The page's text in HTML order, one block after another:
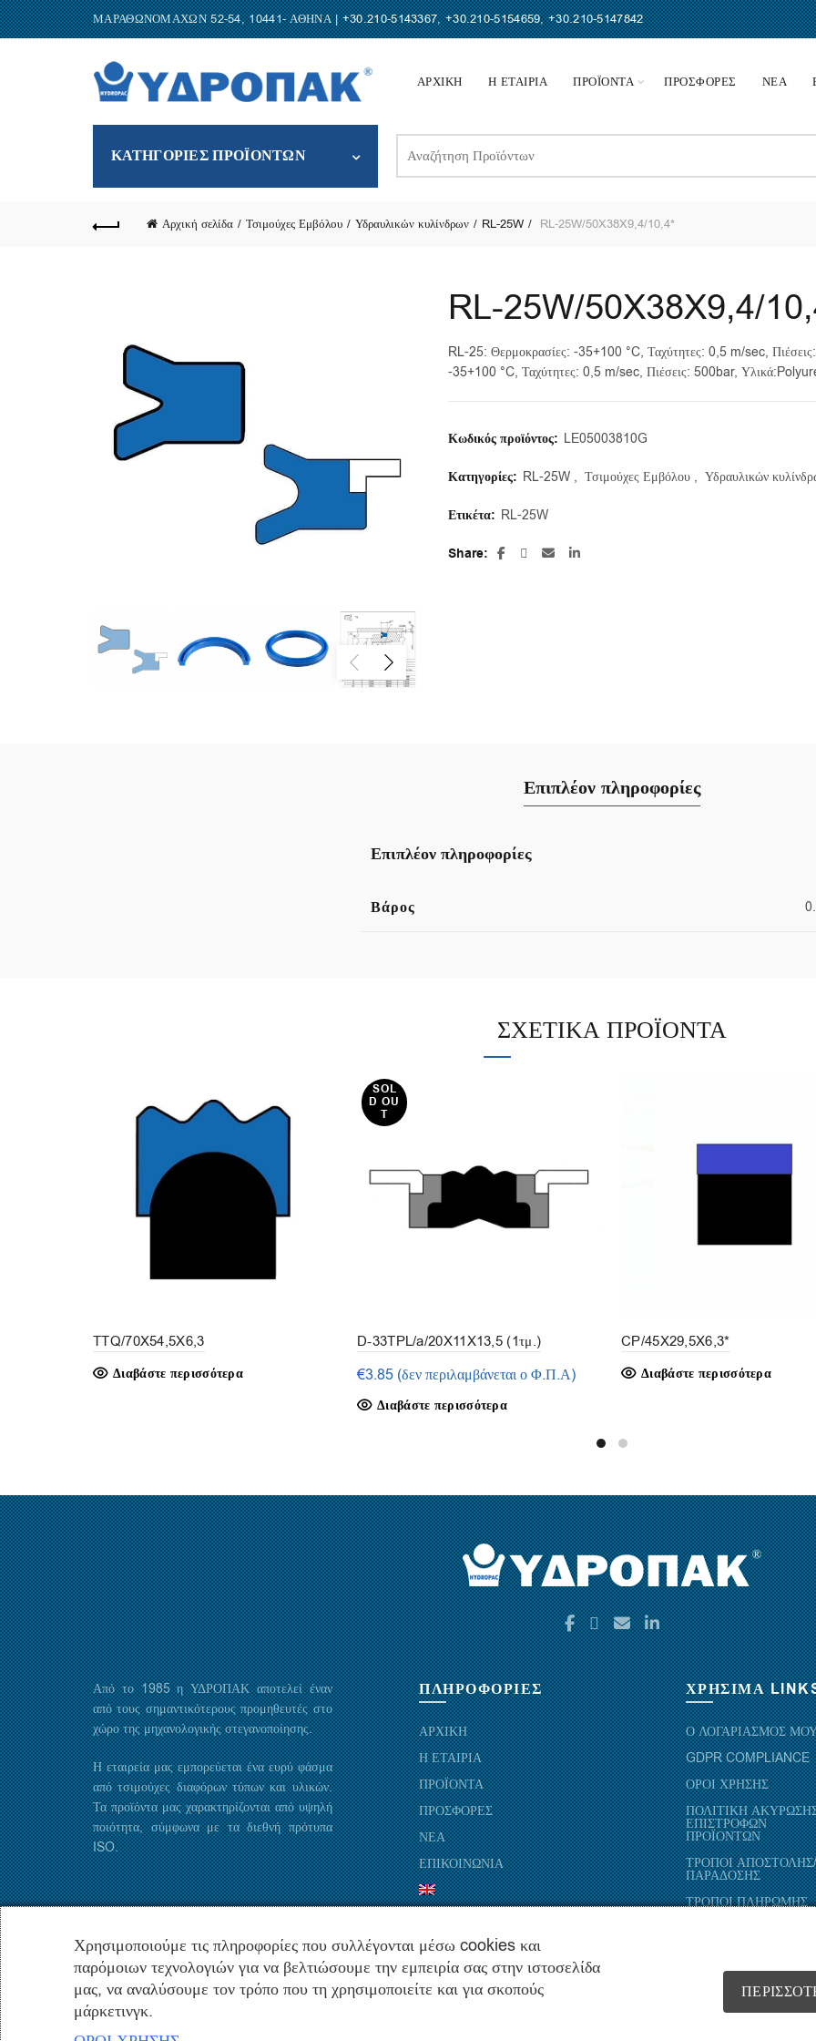
ΜΑΡΑΘΩΝΟΜΑΧΩΝ 52-54, 10441- ΑΘΗΝΑ |+30.210-5143367,+30.210-5154659,+30.210-5147842
ΑΡΧΙΚΗ Η ΕΤΑΙΡΙΑ ΠΡΟΪΟΝΤΑ ΠΡΟΣΦΟΡΕΣ ΝΕΑ
ΚΑΤΗΓΟΡΙΕΣ ΠΡΟΪΟΝΤΩΝ
for:
Αρχική σελίδα Τσιμούχες Εμβόλου Υδραυλικών κυλίνδρων RL-25W RL-25W/50X38X9,4/10,4*
RL-25W/50X38X9,4/
RL-25: Θερμοκρασίες: -35+100 °C, Ταχύτητες: 0,5 m/sec,
-35+100 °C, Ταχύτητες: 0,5 m/sec, Πιέσεις: 500bar,
Κωδικός προϊόντος: LE05003810G
Κατηγορίες: RL-25W , Τσιμούχες Εμβόλου , Υδραυλικών
Ετικέτα: RL-25W
Share
Επιπλέον πληροφορίες
Επιπλέον πληροφορίες
Βάρος
ΣΧΕΤΙΚΆ ΠΡΟΪΌΝΤΑ
TTQ/70X54,5X6,3
Διαβάστε περισσότερα
SOL
D OU
T
D-33TPL/a/20X11X13,5 (1τμ.)
€3.85 (δεν περιλαμβάνεται ο Φ.Π.Α)
Διαβάστε περισσότερα
CP/45X29,5X6,3*
Διαβάστε περισσότερα
Από το 1985 η ΥΔΡΟΠΑΚ αποτελεί έναν
από τους σημαντικότερους προμηθευτές στο
χώρο της μηχανολογικής στεγανοποίησης.
Η εταιρεία μας εμπορεύεται ένα ευρύ φάσμα
από τσιμούχες διαφόρων τύπων και υλικών.
Τα προϊόντα μας χαρακτηρίζονται από υψηλή
ποιότητα, σύμφωνα με τα διεθνή πρότυπα
ISO.
ΠΛΗΡΟΦΟΡΙΕΣ
ΑΡΧΙΚΗ
Η ΕΤΑΙΡΙΑ
ΠΡΟΪΟΝΤΑ
ΠΡΟΣΦΟΡΕΣ
ΝΕΑ
ΕΠΙΚΟΙΝΩΝΙΑ
ΧΡΗΣΙΜΑ
Ο ΛΟΓΑΡΙΑΣΜΟΣ
GDPR COMPLIANCE
ΟΡΟΙ ΧΡΗΣΗΣ
ΠΟΛΙΤΙΚΗ
ΕΠΙΣΤΡΟΦΩΝ
ΠΡΟΪΟΝΤΩΝ
ΤΡΟΠΟΙ ΑΠΟΣΤΟΛΗΣ/
ΠΑΡΑΔΟΣΗΣ
ΤΡΟΠΟΙ ΠΛΗΡΩΜΗΣ
Copyright © 2021 hydropac.gr - All rights reserved. Powered by
Χρησιμοποιούμε τις πληροφορίες που συλλέγονται μέσω cookies και
παρόμοιων τεχνολογιών για να βελτιώσουμε την εμπειρία σας στην ιστοσελίδα
μας, να αναλύσουμε τον τρόπο που τη χρησιμοποιείτε και για σκοπούς
μάρκετινγκ.